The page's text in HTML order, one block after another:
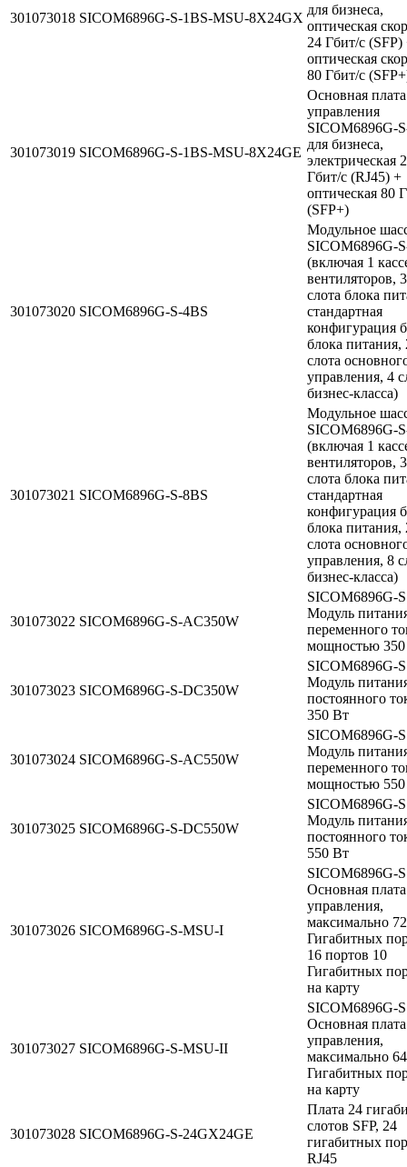
301073018 SICOM6896G-S-1BS-MSU-8X24GX
для бизнеса,
оптическая
24 Гбит/с (SFP)
оптическая
80 Гбит/с
301073019 SICOM6896G-S-1BS-MSU-8X24GE
Основная плата
управления
SICOM6896G-
для бизнеса,
электрическая
Гбит/с (RJ45) +
оптическая 80
(SFP+)
301073020 SICOM6896G-S-4BS
Модульное
SICOM6896G-
(включая 1
вентиляторов, 3
слота блока
стандартная
конфигурация
блока питания,
слота
управления, 4
бизнес-класса)
301073021 SICOM6896G-S-8BS
Модульное
SICOM6896G-
(включая 1
вентиляторов, 3
слота блока
стандартная
конфигурация
блока питания,
слота
управления, 8
бизнес-класса)
301073022 SICOM6896G-S-AC350W
SICOM6896G-S
Модуль
переменного
мощностью
301073023 SICOM6896G-S-DC350W
SICOM6896G-S
Модуль
постоянного
350 Вт
301073024 SICOM6896G-S-AC550W
SICOM6896G-S
Модуль
переменного
мощностью
301073025 SICOM6896G-S-DC550W
SICOM6896G-S
Модуль
постоянного
550 Вт
301073026 SICOM6896G-S-MSU-I
SICOM6896G-S
Основная плата
управления,
максимально 72
Гигабитных
16 портов 10
Гигабитных
на карту
301073027 SICOM6896G-S-MSU-II
SICOM6896G-S
Основная плата
управления,
максимально 64
Гигабитных
на карту
301073028 SICOM6896G-S-24GX24GE
Плата 24
слотов SFP, 24
гигабитных
RJ45